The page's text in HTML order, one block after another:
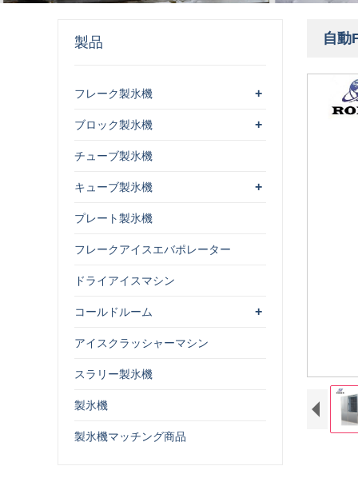
自動
製品
+
フレーク製氷機
+
ブロック製氷機
チューブ製氷機
+
キューブ製氷機
プレート製氷機
フレークアイスエバポレーター
ドライアイスマシン
+
コールドルーム
アイスクラッシャーマシン
スラリー製氷機
製氷機
製氷機マッチング商品